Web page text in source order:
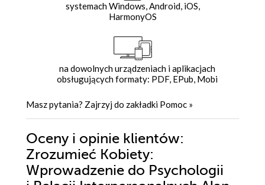
systemach Windows, Android, iOS,
HarmonyOS
na dowolnych urządzeniach i aplikacjach
obsługujących formaty: PDF, EPub, Mobi
Masz pytania? Zajrzyj do zakładki Pomoc »
Oceny i opinie klientów:
Zrozumieć Kobiety:
Wprowadzenie do Psychologii